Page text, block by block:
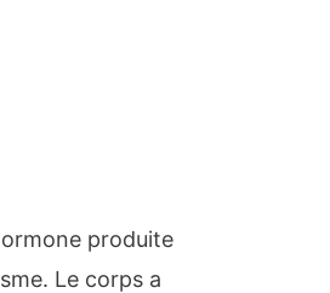
produite
Le corps a